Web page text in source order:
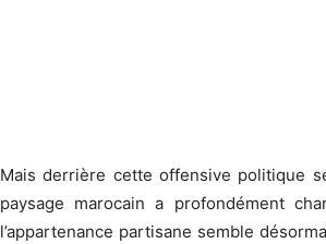
Mais derrière cette offensive politique
paysage marocain a profondément
l’appartenance partisane semble